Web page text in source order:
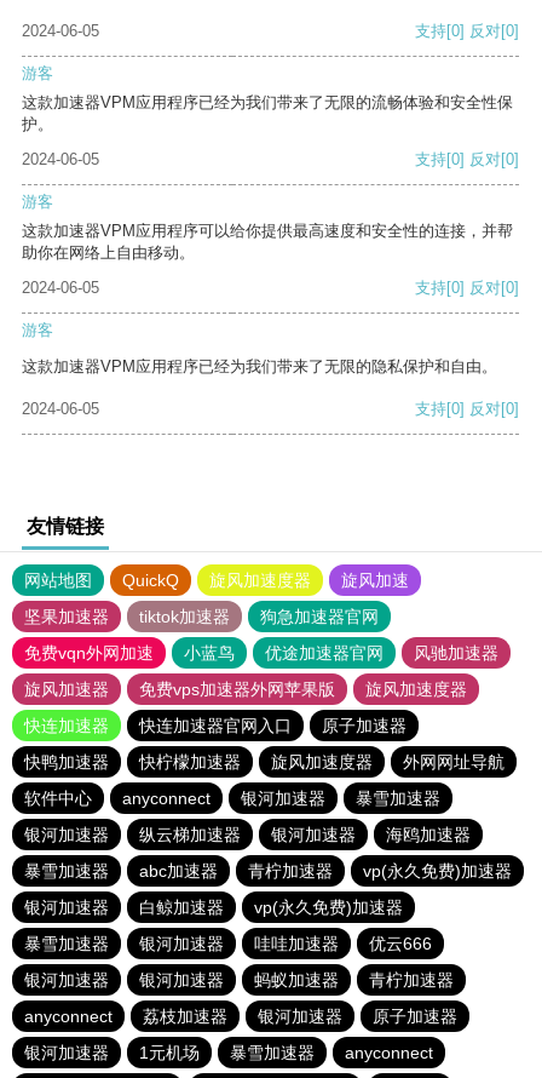
2024-06-05 支持[0] 反对[0]
游客
这款加速器VPM应用程序已经为我们带来了无限的流畅体验和安全性保
护。
2024-06-05
支持[0] 反对[0]
游客
这款加速器VPM应用程序可以给你提供最高速度和安全性的连接，并帮
助你在网络上自由移动。
2024-06-05
支持[0] 反对[0]
游客
这款加速器VPM应用程序已经为我们带来了无限的隐私保护和自由。
2024-06-05 支持[0] 反对[0]
友情链接
网站地图 QuickQ 旋风加速度器
旋风加速
坚果加速器
tiktok加速器
狗急加速器官网
免费vqn外网加速
小蓝鸟 优途加速器官网
风驰加速器
旋风加速器
免费vps加速器外网苹果版
旋风加速度器
快连加速器
快连加速器官网入口
原子加速器
快鸭加速器
快柠檬加速器 旋风加速度器
外网网址导航
软件中心
anyconnect 银河加速器
暴雪加速器
银河加速器
纵云梯加速器 银河加速器
海鸥加速器
暴雪加速器
abc加速器 青柠加速器
vp(永久免费)加速器
银河加速器
白鲸加速器
vp(永久免费)加速器
暴雪加速器
银河加速器 哇哇加速器
优云666
银河加速器
银河加速器 蚂蚁加速器
青柠加速器
anyconnect
荔枝加速器 银河加速器
原子加速器
银河加速器
1元机场 暴雪加速器 anyconnect